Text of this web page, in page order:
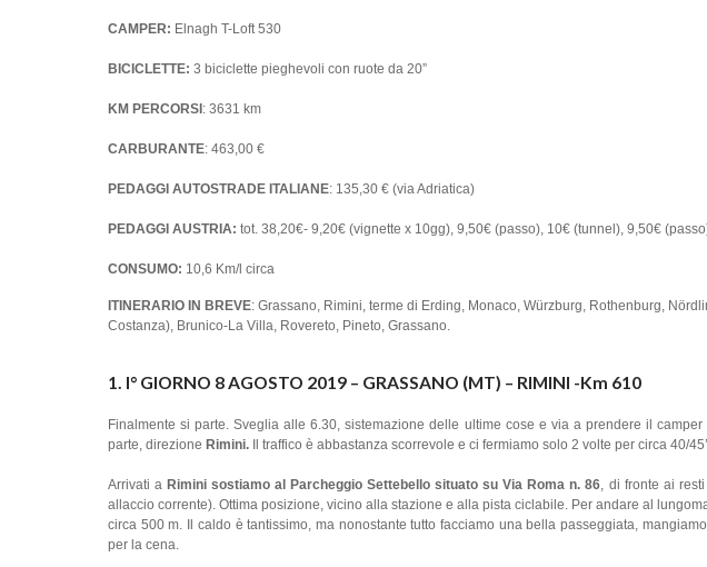
CAMPER: Elnagh T-Loft 530
BICICLETTE: 3 biciclette pieghevoli con ruote da 20”
KM PERCORSI : 3631 km
CARBURANTE: 463,00 €
PEDAGGI AUTOSTRADE ITALIANE: 135,30 € (via Adriatica)
PEDAGGI AUSTRIA: tot. 38,20€- 9,20€ (vignette x 10gg), 9,50€ (passo), 10€ (tunnel), 9,50€
CONSUMO: 10,6 Km/l circa
ITINERARIO IN BREVE: Grassano, Rimini, terme di Erding, Monaco, Würzburg, Rothenburg,
Costanza), Brunico-La Villa, Rovereto, Pineto, Grassano.
1. I° GIORNO 8 AGOSTO 2019 – GRASSANO (MT) – RIMINI -Km 610
Finalmente si parte. Sveglia alle 6.30, sistemazione delle ultime cose e via a prendere il
parte, direzione Rimini. Il traffico è abbastanza scorrevole e ci fermiamo solo 2 volte per circa 40/
Arrivati a Rimini sostiamo al Parcheggio Settebello situato su Via Roma n. 86, di fronte ai
allaccio corrente). Ottima posizione, vicino alla stazione e alla pista ciclabile. Per andare al
circa 500 m. Il caldo è tantissimo, ma nonostante tutto facciamo una bella passeggiata,
per la cena.